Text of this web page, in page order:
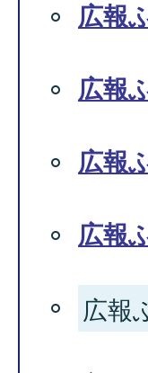
広報
広報
広報
広報
広報